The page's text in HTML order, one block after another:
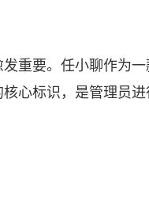
重要。 任小聊作为
心标识，是管理员